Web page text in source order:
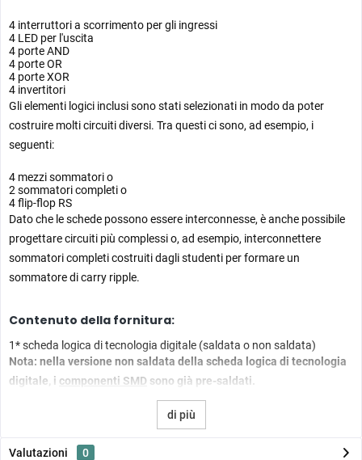
4 interruttori a scorrimento per gli ingressi
4 LED per l'uscita
4 porte AND
4 porte OR
4 porte XOR
4 invertitori
Gli elementi logici inclusi sono stati selezionati in modo da poter
costruire molti circuiti diversi. Tra questi ci sono, ad esempio, i
seguenti:
4 mezzi sommatori o
2 sommatori completi o
4 flip-flop RS
Dato che le schede possono essere interconnesse, è anche possibile
progettare circuiti più complessi o, ad esempio, interconnettere
sommatori completi costruiti dagli studenti per formare un
sommatore di carry ripple.
Contenuto della fornitura:
1* scheda logica di tecnologia digitale (saldata o non saldata)
Nota: nella versione non saldata della scheda logica di tecnologia
digitale, i componenti SMD sono già pre-saldati.
di più
Valutazioni
0